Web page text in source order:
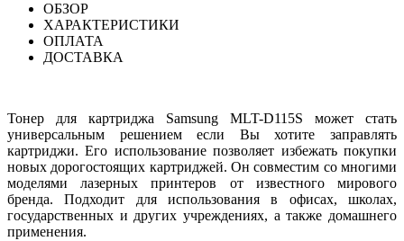
ОБЗОР
ХАРАКТЕРИСТИКИ
ОПЛАТА
ДОСТАВКА
Тонер для картриджа Samsung MLT-D115S может стать
универсальным решением если Вы хотите заправлять
картриджи. Его использование позволяет избежать покупки
новых дорогостоящих картриджей. Он совместим со многими
моделями лазерных принтеров от известного мирового
бренда. Подходит для использования в офисах, школах,
государственных и других учреждениях, а также домашнего
применения.